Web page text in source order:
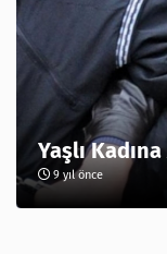
Yaşlı
9 yıl önce